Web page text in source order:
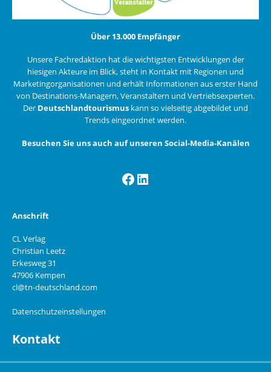
Über 13.000 Empfänger
Unsere Fachredaktion hat die wichtigsten Entwicklungen der
hiesigen Akteure im Blick, steht in Kontakt mit Regionen und
Marketingorganisationen und erhält Informationen aus erster Hand
von Destinations-Managern, Veranstaltern und Vertriebsexperten.
Der Deutschlandtourismus kann so vielseitig abgebildet und
Trends eingeordnet werden.
Besuchen Sie uns auch auf unseren Social-Media-Kanälen
Facebook
LinkedIn
Anschrift
CL Verlag
Christian Leetz
Erkesweg 31
47906 Kempen
cl@tn-deutschland.com
Datenschutzeinstellungen
Kontakt